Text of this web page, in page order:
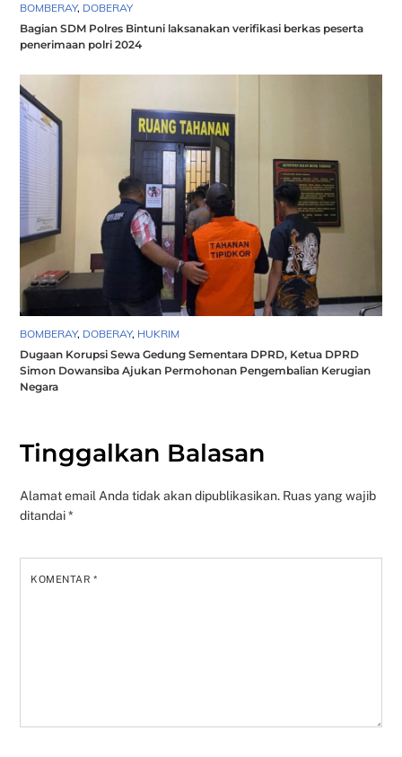
BOMBERAY, DOBERAY
Bagian SDM Polres Bintuni laksanakan verifikasi berkas peserta
penerimaan polri 2024
BOMBERAY, DOBERAY, HUKRIM
Dugaan Korupsi Sewa Gedung Sementara DPRD, Ketua DPRD
Simon Dowansiba Ajukan Permohonan Pengembalian Kerugian
Negara
Tinggalkan Balasan
Alamat email Anda tidak akan dipublikasikan. Ruas yang wajib
ditandai*
KOMENTAR*